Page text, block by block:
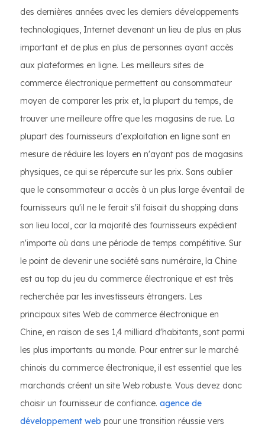
des dernières années avec les derniers développements
technologiques, Internet devenant un lieu de plus en plus
important et de plus en plus de personnes ayant accès
aux plateformes en ligne. Les meilleurs sites de
commerce électronique permettent au consommateur
moyen de comparer les prix et, la plupart du temps, de
trouver une meilleure offre que les magasins de rue. La
plupart des fournisseurs d'exploitation en ligne sont en
mesure de réduire les loyers en n'ayant pas de magasins
physiques, ce qui se répercute sur les prix. Sans oublier
que le consommateur a accès à un plus large éventail de
fournisseurs qu'il ne le ferait s'il faisait du shopping dans
son lieu local, car la majorité des fournisseurs expédient
n'importe où dans une période de temps compétitive. Sur
le point de devenir une société sans numéraire, la Chine
est au top du jeu du commerce électronique et est très
recherchée par les investisseurs étrangers. Les
principaux sites Web de commerce électronique en
Chine, en raison de ses 1,4 milliard d'habitants, sont parmi
les plus importants au monde. Pour entrer sur le marché
chinois du commerce électronique, il est essentiel que les
marchands créent un site Web robuste. Vous devez donc
choisir un fournisseur de confiance. agence de
développement web pour une transition réussie vers